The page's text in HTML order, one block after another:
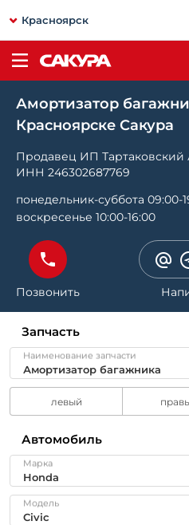
Красноярск
Амортизатор
Красноярске Сакура
Продавец ИП Тартаковский
ИНН 246302687769
понедельник-суббота 09:00-
воскресенье 10:00-16:00
Позвонить
Запчасть
Наименование запчасти
левый
Автомобиль
Марка
Модель